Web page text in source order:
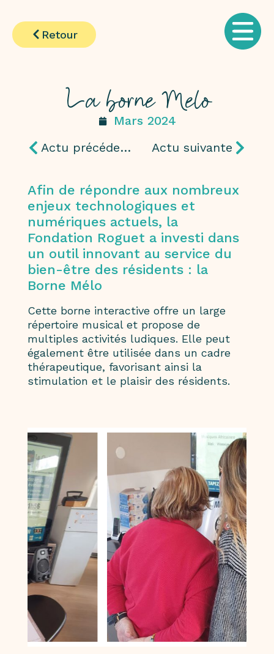
Retour
La borne Melo
Mars 2024
Actu précédente
Actu suivante
Afin de répondre aux nombreux
enjeux technologiques et
numériques actuels, la
Fondation Roguet a investi dans
un outil innovant au service du
bien-être des résidents : la
Borne Mélo
Cette borne interactive offre un large
répertoire musical et propose de
multiples activités ludiques. Elle peut
également être utilisée dans un cadre
thérapeutique, favorisant ainsi la
stimulation et le plaisir des résidents.